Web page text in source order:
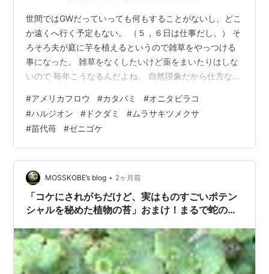
世間ではGWだっていっても何もすることがないし、どこ
か遠くへ行く予定もない。 （５，６日は仕事だし。） そ
ろそろ夫が庭に芋を植えるというので雑草をやっつける
事になった。 雑草をなくしたいけど薬をまいたりはしな
いので 毎年こうなるんだよね。 自然現象だから仕方な
人が住んでいるとは思えないような荒れようだ。 庭のお
手入れって本当に大変。 雑草取りって何のため？ とか思
っちゃうけど やり始めるとなかなか・・・没頭して、 ザ
ッソウトリーハイになるよね！ ランナーズハイのような
爽快感 うちの雑草紹介 アメリカフロウ カタバミ オニタ
ビラコ ハルジオン …
#アメリカフロウ #カタバミ #オニタビラコ
#ハルジオン # ドクダミ #ムラサキツメクサ
#苗代苺 #ゼニゴケ
MOSSKOBE’s blog • 2ヶ月前
「コケにされがちだけど、実はものすごいポテン
シャルを秘めた植物の苔」おまけ！まるで蛇のウ
ケ」のディープな世界